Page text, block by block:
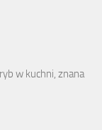
w kuchni, znana